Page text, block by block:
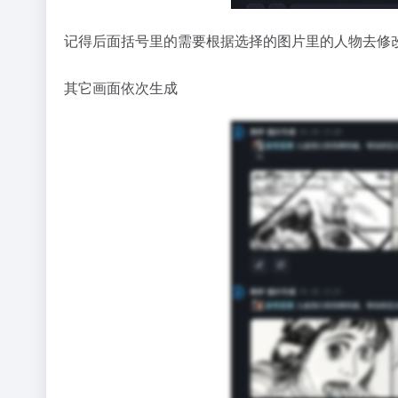
记得后面括号里的需要根据选择的图片里的人物去修
其它画面依次生成